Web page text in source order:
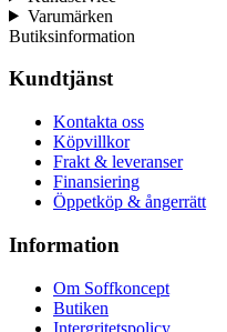
Varumärken
Butiksinformation
Kundtjänst
Kontakta oss
Köpvillkor
Frakt & leveranser
Finansiering
Öppetköp & ångerrätt
Information
Om Soffkoncept
Butiken
Intergritetspolicy